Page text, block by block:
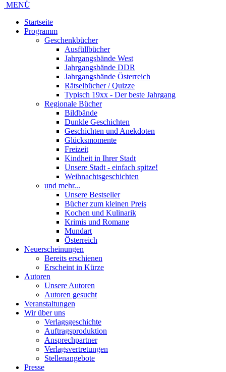
MENÜ
Startseite
Programm
Geschenkbücher
Ausfüllbücher
Jahrgangsbände West
Jahrgangsbände DDR
Jahrgangsbände Österreich
Rätselbücher / Quizze
Typisch 19xx - Der beste Jahrgang
Regionale Bücher
Bildbände
Dunkle Geschichten
Geschichten und Anekdoten
Glücksmomente
Freizeit
Kindheit in Ihrer Stadt
Unsere Stadt - einfach spitze!
Weihnachtsgeschichten
und mehr...
Unsere Bestseller
Bücher zum kleinen Preis
Kochen und Kulinarik
Krimis und Romane
Mundart
Österreich
Neuerscheinungen
Bereits erschienen
Erscheint in Kürze
Autoren
Unsere Autoren
Autoren gesucht
Veranstaltungen
Wir über uns
Verlagsgeschichte
Auftragsproduktion
Ansprechpartner
Verlagsvertretungen
Stellenangebote
Presse